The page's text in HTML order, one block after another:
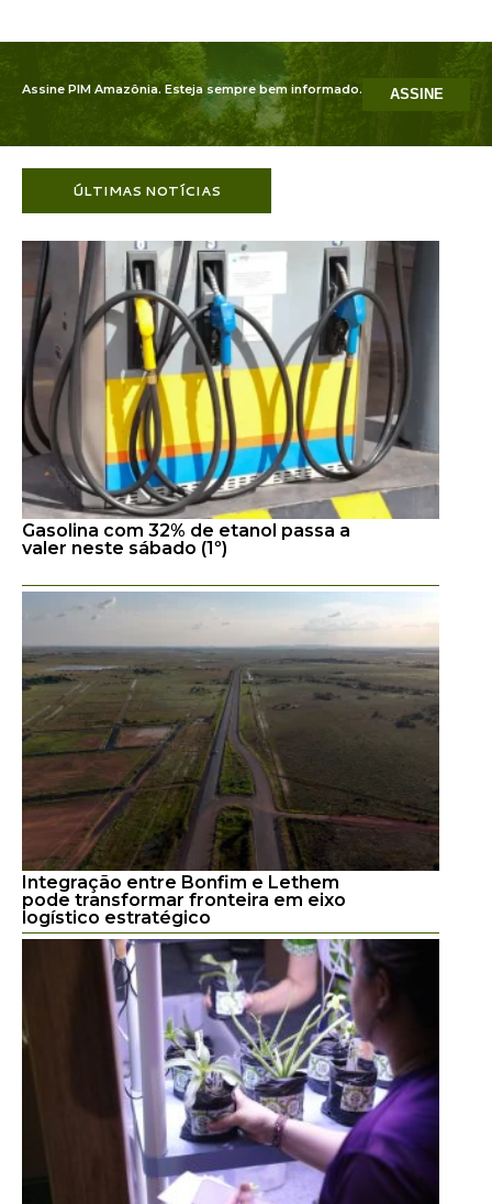
Assine PIM Amazônia. Esteja sempre bem informado. ASSINE
ÚLTIMAS NOTÍCIAS
Gasolina com 32% de etanol passa a
valer neste sábado (1º)
Integração entre Bonfim e Lethem
pode transformar fronteira em eixo
logístico estratégico